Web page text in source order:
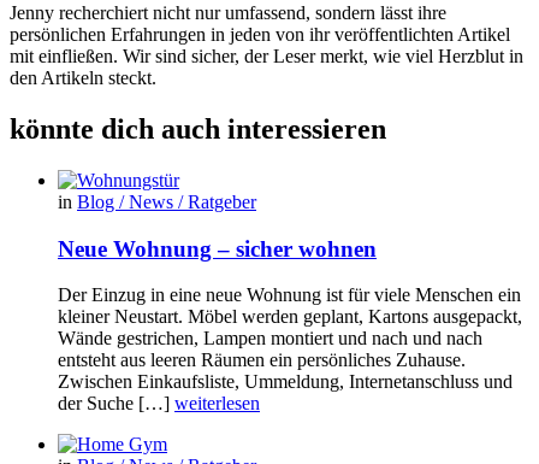
Jenny recherchiert nicht nur umfassend, sondern lässt ihre
persönlichen Erfahrungen in jeden von ihr veröffentlichten Artikel
mit einfließen. Wir sind sicher, der Leser merkt, wie viel Herzblut in
den Artikeln steckt.
könnte dich auch interessieren
in Blog / News / Ratgeber
Neue Wohnung – sicher wohnen
Der Einzug in eine neue Wohnung ist für viele Menschen ein
kleiner Neustart. Möbel werden geplant, Kartons ausgepackt,
Wände gestrichen, Lampen montiert und nach und nach
entsteht aus leeren Räumen ein persönliches Zuhause.
Zwischen Einkaufsliste, Ummeldung, Internetanschluss und
der Suche […] weiterlesen